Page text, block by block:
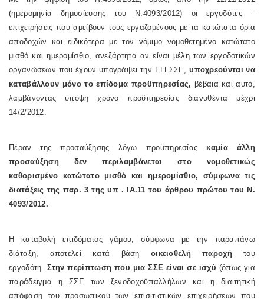
(ημερομηνία δημοσίευσης του Ν.4093/2012) οι εργοδότες –
επιχειρήσεις που αμείβουν τους εργαζομένους με τα κατώτατα όρια
αποδοχών και ειδικότερα με τον νόμιμο νομοθετημένο κατώτατο
μισθό και ημερομίσθιο, ανεξάρτητα αν είναι μέλη των εργοδοτικών
οργανώσεων που έχουν υπογράψει την ΕΓΓΣΣΕ, υποχρεούνται να
καταβάλλουν μόνο το επίδομα προϋπηρεσίας, βέβαια και αυτό,
λαμβάνοντας υπόψη χρόνο προϋπηρεσίας διανυθέντα μέχρι
14/2/2012.
Πέραν της προσαύξησης λόγω προϋπηρεσίας
καμία άλλη
προσαύξηση δεν περιλαμβάνεται στο νομοθετικώς
καθορισμένο κατώτατο μισθό και ημερομίσθιο, σύμφωνα τις
διατάξεις της παρ. 3 της υπ . ΙΑ.11 του άρθρου πρώτου του Ν.
4093/2012.
Η καταβολή επιδόματος γάμου, σύμφωνα με την παραπάνω
διάταξη, αποτελεί κατά βάση
οικειοθελή παροχή
του
εργοδότη. Στην περίπτωση που μια ΣΣΕ είναι σε ισχύ (όπως για
παράδειγμα η ΣΣΕ των ξενοδοχοϋπαλλήλων και η διαιτητική
απόφαση του προσωπικού των επισιτιστικών επιχειρήσεων που